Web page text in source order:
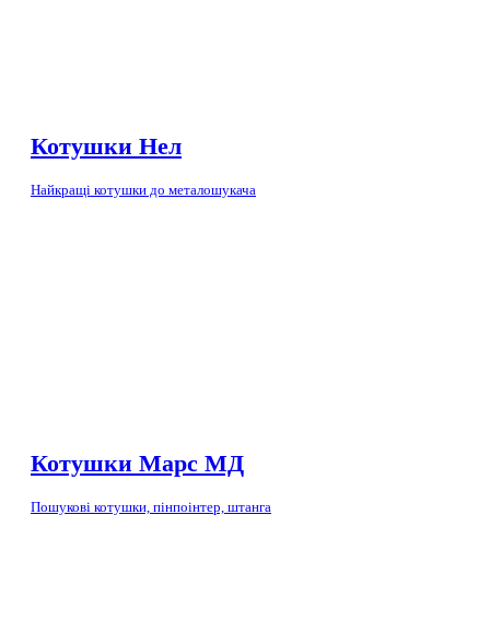
Котушки Нел
Найкращі котушки до металошукача
Котушки Марс МД
Пошукові котушки, пінпоінтер, штанга